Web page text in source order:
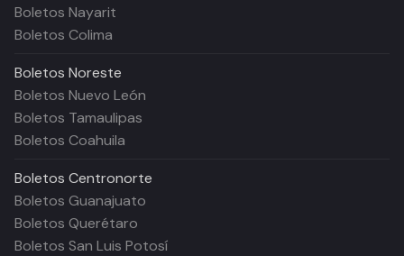
Boletos Nayarit
Boletos Colima
Boletos Noreste
Boletos Nuevo León
Boletos Tamaulipas
Boletos Coahuila
Boletos Centronorte
Boletos Guanajuato
Boletos Querétaro
Boletos San Luis Potosí